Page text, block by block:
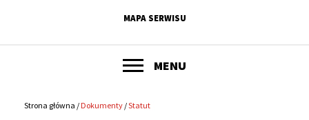
MAPA SERWISU
menu
POKAŻ
MENU
Strona główna Dokumenty Statut